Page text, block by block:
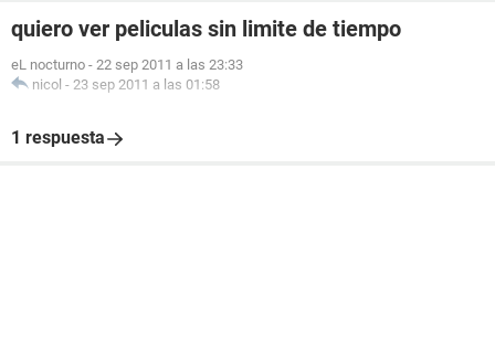
quiero ver peliculas sin limite de tiempo
eL nocturno - 22 sep 2011 a las 23:33
nicol - 23 sep 2011 a las 01:58
1 respuesta